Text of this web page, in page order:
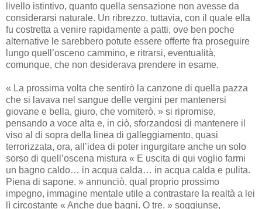
livello istintivo, quanto quella sensazione non avesse da
considerarsi naturale. Un ribrezzo, tuttavia, con il quale ella
fu costretta a venire rapidamente a patti, ove ben poche
alternative le sarebbero potute essere offerte fra proseguire
lungo quell’osceno cammino, e ritrarsi, eventualità,
comunque, che non desiderava prendere in esame.
« La prossima volta che sentirò la canzone di quella pazza
che si lavava nel sangue delle vergini per mantenersi
giovane e bella, giuro, che vomiterò. » si ripromise,
pensando a voce alta e, in ciò, sforzandosi di mantenere il
viso al di sopra della linea di galleggiamento, quasi
terrorizzata, ora, all’idea di poter ingurgitare anche un solo
sorso di quell’oscena mistura « E uscita di qui voglio farmi
un bagno caldo… in acqua calda… in acqua calda e pulita.
Piena di sapone. » annunciò, qual proprio prossimo
impegno, immagine mentale utile a contrastare la realtà a lei
lì circostante « Anche due bagni. O tre. » soggiunse,